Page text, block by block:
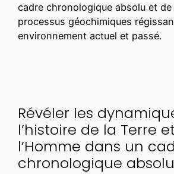
cadre chronologique absolu et
processus géochimiques
environnement actuel et passé.
Révéler les
l’histoire de la Terre
l’Homme dans un
chronologique absolu